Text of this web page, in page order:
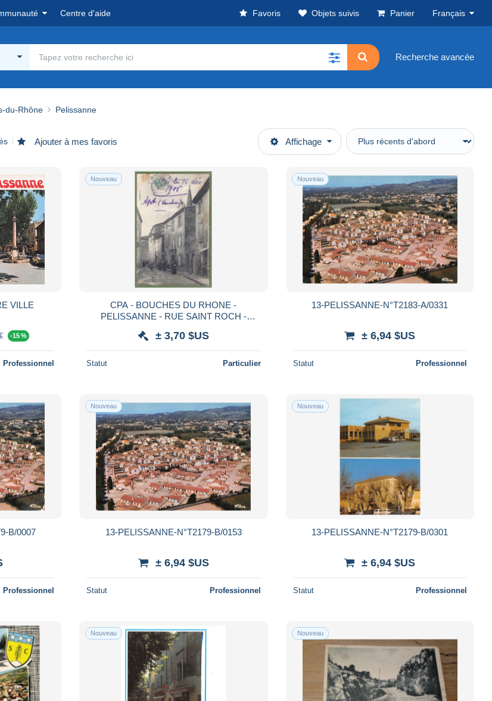
Centre d'aide Favoris Objets suivis Panier Français
Recherche avancée
du-Rhône Pelissanne
Ajouter à mes favoris Affichage
VILLE
-15 %
Professionnel
Nouveau
CPA - BOUCHES DU RHONE -
PELISSANNE - RUE SAINT ROCH -
± 3,70 $US
Statut Particulier
Nouveau
13-PELISSANNE-N°T2183-A/0331
± 6,94 $US
Statut Professionnel
B/0007
Professionnel
Nouveau
13-PELISSANNE-N°T2179-B/0153
± 6,94 $US
Statut Professionnel
Nouveau
13-PELISSANNE-N°T2179-B/0301
± 6,94 $US
Statut Professionnel
Nouveau Nouveau